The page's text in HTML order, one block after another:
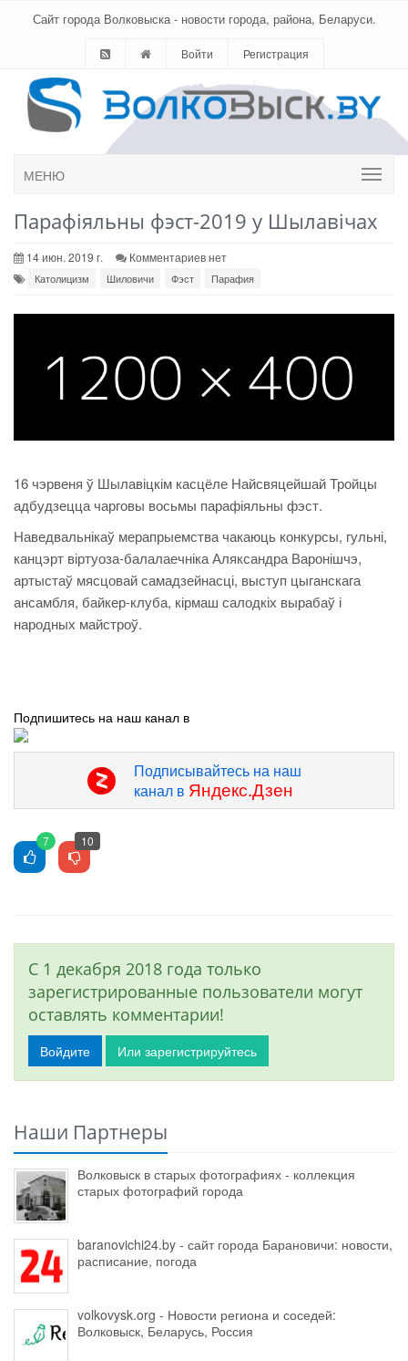
Сайт города Волковыска - новости города, района, Беларуси.
Войти Регистрация
МЕНЮ
Парафіяльны фэст-2019 у Шылавічах
14 июн. 2019 г. Комментариев нет
Католицизм Шиловичи Фэст Парафия
16 чэрвеня ў Шылавіцкім касцёле Найсвяцейшай Тройцы
адбудзецца чарговы восьмы парафіяльны фэст.
Наведвальнікаў мерапрыемства чакаюць конкурсы, гульні,
канцэрт віртуоза-балалаечніка Аляксандра Варонішчэ,
артыстаў мясцовай самадзейнасці, выступ цыганскага
ансамбля, байкер-клуба, кірмаш салодкіх вырабаў і
народных майстроў.
Подпишитесь на наш канал в
Подписывайтесь на наш
канал в Яндекс.Дзен
7 10
С 1 декабря 2018 года только
зарегистрированные пользователи могут
оставлять комментарии!
Войдите Или зарегистрируйтесь
Наши Партнеры
Волковыск в старых фотографиях - коллекция
старых фотографий города
baranovichi24.by - сайт города Барановичи: новости,
расписание, погода
volkovysk.org - Новости региона и соседей:
Волковыск, Беларусь, Россия